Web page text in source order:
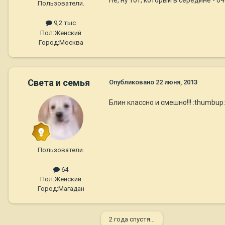
Пользователи.
9,2 тыс
Пол:Женский
Город:Москва
Света и семья
Пользователи.
64
Пол:Женский
Город:Магадан
Опубликовано 22 июня, 2013
Блин классно и смешно!!! :thumbup:
2 года спустя...